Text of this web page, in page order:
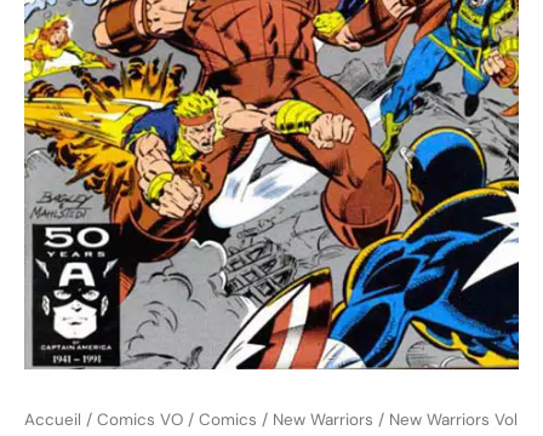
Accueil / Comics VO / Comics / New Warriors / New Warriors Vol